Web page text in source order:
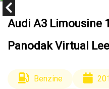
Audi A3 Limousine
Panodak Virtual
Benzine